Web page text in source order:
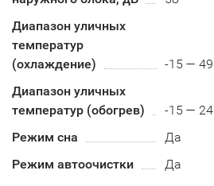
Диапазон уличных
температур
(охлаждение)
-15 — 49
Диапазон уличных
температур (обогрев)
-15 — 24
Режим сна
Да
Режим автоочистки
Да